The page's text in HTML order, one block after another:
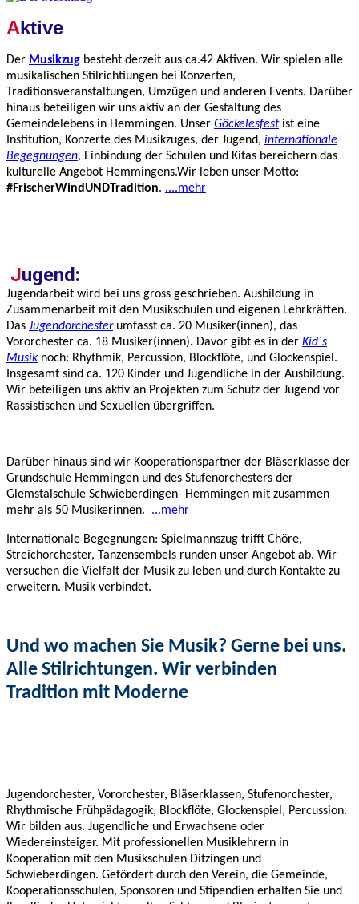
Aktive
Der Musikzug besteht derzeit aus ca.42 Aktiven. Wir spielen alle
musikalischen Stilrichtiungen bei Konzerten,
Traditionsveranstaltungen, Umzügen und anderen Events. Darüber
hinaus beteiligen wir uns aktiv an der Gestaltung des
Gemeindelebens in Hemmingen. Unser Göckelesfestist eine
Institution, Konzerte des Musikzuges, der Jugend, internationale
Begegnungen, Einbindung der Schulen und Kitas bereichern das
kulturelle Angebot Hemmingens.Wir leben unser Motto:
#FrischerWindUNDTradition. ....mehr
Jugend:
Jugendarbeit wird bei uns gross geschrieben. Ausbildung in
Zusammenarbeit mit den Musikschulen und eigenen Lehrkräften.
Das Jugendorchesterumfasst ca. 20 Musiker(innen), das
Vororchester ca. 18 Musiker(innen). Davor gibt es in der Kid´s
Musiknoch: Rhythmik, Percussion, Blockflöte, und Glockenspiel.
Insgesamt sind ca. 120 Kinder und Jugendliche in der Ausbildung.
Wir beteiligen uns aktiv an Projekten zum Schutz der Jugend vor
Rassistischen und Sexuellen übergriffen.
Darüber hinaus sind wir Kooperationspartner der Bläserklasse der
Grundschule Hemmingen und des Stufenorchesters der
Glemstalschule Schwieberdingen- Hemmingen mit zusammen
mehr als 50 Musikerinnen. ...mehr
Internationale Begegnungen: Spielmannszug trifft Chöre,
Streichorchester, Tanzensembels runden unser Angebot ab. Wir
versuchen die Vielfalt der Musik zu leben und durch Kontakte zu
erweitern. Musik verbindet.
Und wo machen Sie Musik? Gerne bei uns.
Alle Stilrichtungen. Wir verbinden
Tradition mit Moderne
Jugendorchester, Vororchester, Bläserklassen, Stufenorchester,
Rhythmische Frühpädagogik, Blockflöte, Glockenspiel, Percussion.
Wir bilden aus. Jugendliche und Erwachsene oder
Wiedereinsteiger. Mit professionellen Musiklehrern in
Kooperation mit den Musikschulen Ditzingen und
Schwieberdingen. Gefördert durch den Verein, die Gemeinde,
Kooperationsschulen, Sponsoren und Stipendien erhalten Sie und